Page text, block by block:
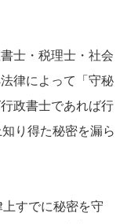
士・税理士・社会
律によって「守秘
政書士であれば行
り得た秘密を漏ら
すでに秘密を守